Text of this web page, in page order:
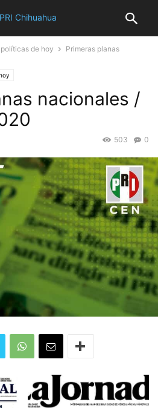
de hoy
Primeras planas
nacionales /
0
503